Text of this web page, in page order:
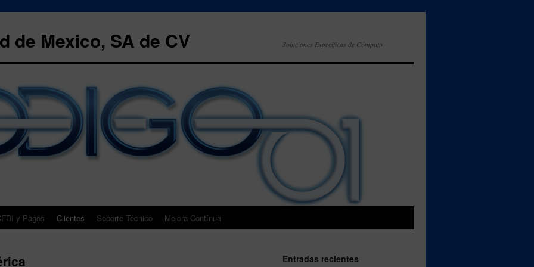
de Mexico, SA de CV Soluciones Especificas de Cómputo
y Pagos Clientes Soporte Técnico Mejora Contínua
Entradas recientes